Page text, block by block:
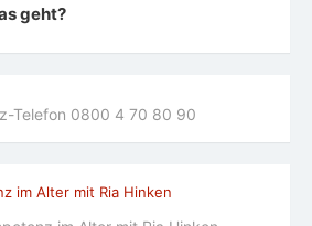
geht?
Telefon 0800 4 70 80 90